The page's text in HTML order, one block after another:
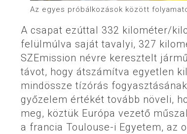
Az egyes próbálkozások között
A csapat ezúttal 332 kilométer/
felülmúlva saját tavalyi, 327
SZEmission névre keresztelt
távot, hogy átszámítva egyetlen
mindössze tízórás
győzelem értékét tovább növeli,
meg, köztük Európa vezető
a francia Toulouse-i Egyetem, az